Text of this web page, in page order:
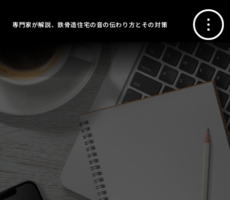
専門家が解説、鉄骨造住宅の音の伝わり方とその対策